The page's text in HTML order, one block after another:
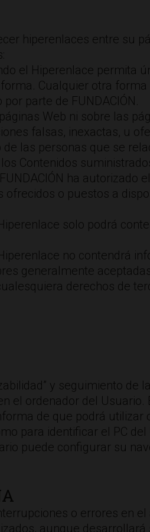
hiperenlaces entre su
el Hiperenlace permita
Cualquier otra
parte de FUNDACIÓN.
Web ni sobre las
falsas, inexactas, u
las personas que se
Contenidos
ha autorizado
o puestos a
solo podrá
no contendrá
generalmente
derechos de
y seguimiento de
el ordenador del
de que podrá
para identificar el PC
puede configurar su
o errores en
aunque